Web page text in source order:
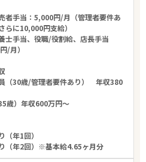
者手当：5,000円/月（管理者要件あ
らに10,000円支給）
士手当、役職/役割給、店長手当
/月）
（30歳/管理者要件あり） 年収380
歳）年収600万円～
（年1回）
（年2回）※基本給4.65ヶ月分